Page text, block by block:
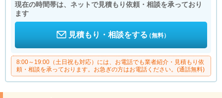
現在の時間帯は、ネットで見積もり依頼・相談を承っており
ます
見積もり・相談をする（無料）
8:00～19:00（土日祝も対応）には、お電話でも業者紹介・見積もり依
頼・相談を承っております。お急ぎの方はお電話ください。(通話無料)